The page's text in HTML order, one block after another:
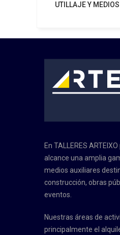
UTILLAJE Y
En TALLERES
alcance una amplia
medios auxiliares
construcción, obras
eventos.
Nuestras áreas de
principalmente el